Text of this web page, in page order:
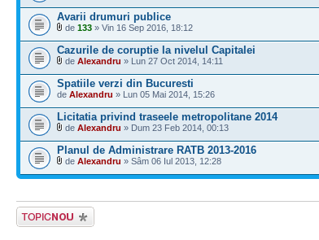
Avarii drumuri publice
de 133 » Vin 16 Sep 2016, 18:12
Cazurile de coruptie la nivelul Capitalei
de Alexandru » Lun 27 Oct 2014, 14:11
Spatiile verzi din Bucuresti
de Alexandru » Lun 05 Mai 2014, 15:26
Licitatia privind traseele metropolitane 2014
de Alexandru » Dum 23 Feb 2014, 00:13
Planul de Administrare RATB 2013-2016
de Alexandru » Sâm 06 Iul 2013, 12:28
Scrie un subiect
nou